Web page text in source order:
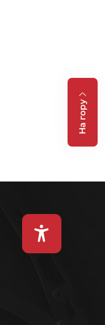
На гору